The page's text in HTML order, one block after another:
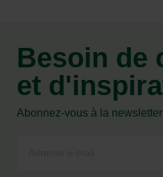
Besoin de
et
Abonnez-vous à la newsletter